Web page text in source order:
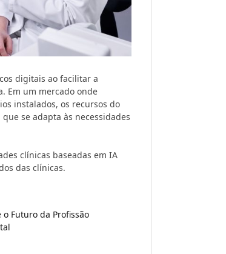
digitais ao facilitar a
Em um mercado onde
instalados, os recursos do
se adapta às necessidades
clínicas baseadas em IA
das clínicas.
Futuro da Profissão